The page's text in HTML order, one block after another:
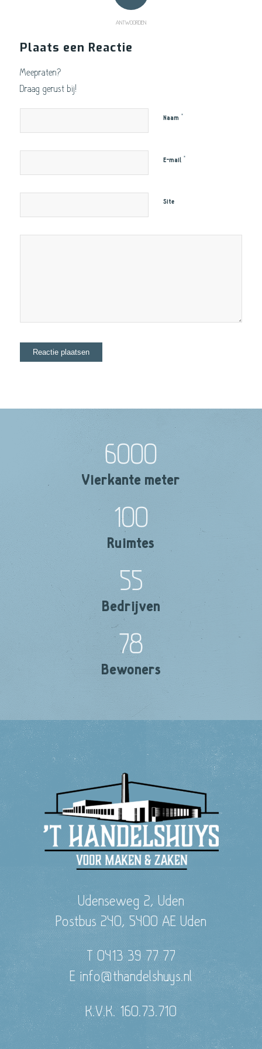
ANTWOORDEN
Plaats een Reactie
Meepraten?
Draag gerust bij!
Naam *
E-mail *
Site
6000
Vierkante meter
100
Ruimtes
55
Bedrijven
78
Bewoners
Udenseweg 2, Uden
Postbus 240, 5400 AE Uden
T 0413 39 77 77
E info@thandelshuys.nl
K.V.K. 160.73.710